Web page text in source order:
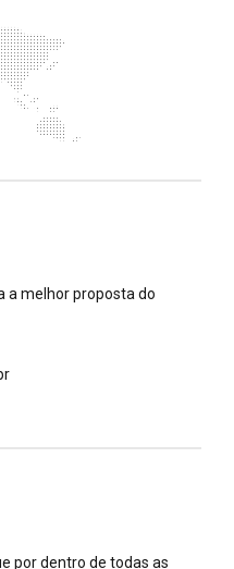
a melhor proposta do
por dentro de todas as